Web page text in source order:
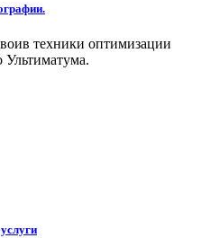
техники оптимизации
Ультиматума.